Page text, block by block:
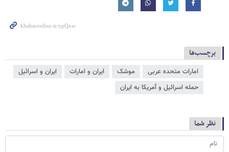
برچسب‌ها
امارات متحده عربی موشک ایران و امارات
ایران و اسرائیل
حمله اسرائیل و آمریکا به ایران
نظر شما